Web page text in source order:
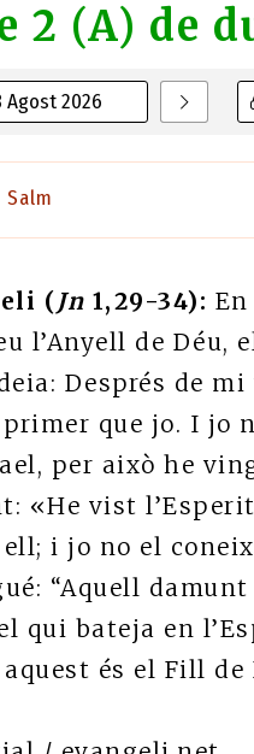
2026
2 (A) de
Salm
(Jn 1,29-34):
l’Anyell de Déu,
Després de
que jo. I jo
per això he
«He vist
i jo no el
“Aquell
qui bateja en
és el Fill de